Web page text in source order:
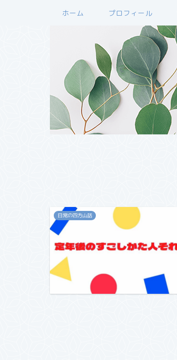
ホーム プロフィール
日常の四方山話